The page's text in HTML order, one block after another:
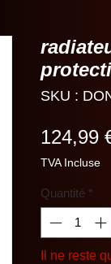
SKU :
124,99
TVA Incluse
Quantité *
Il ne reste